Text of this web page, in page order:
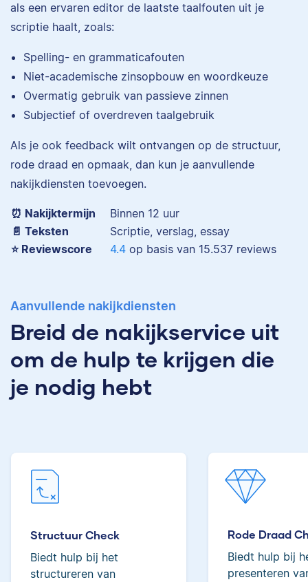
als een ervaren editor de laatste taalfouten uit je
scriptie haalt, zoals:
Spelling- en grammaticafouten
Niet-academische zinsopbouw en woordkeuze
Overmatig gebruik van passieve zinnen
Subjectief of overdreven taalgebruik
Als je ook feedback wilt ontvangen op de structuur,
rode draad en opmaak, dan kun je aanvullende
nakijkdiensten toevoegen.
⏰ Nakijktermijn
Binnen 12 uur
📄 Teksten
Scriptie, verslag, essay
⭐️ Reviewscore
4.4 op basis van 15.537 reviews
Aanvullende nakijkdiensten
Breid de nakijkservice uit
om de hulp te krijgen die
je nodig hebt
Structuur Check
Biedt hulp bij het
structureren van
Rode Draad
Biedt hulp bij
presenteren
Eva is journalist en
werkt als senior editor
bij Scribbr waar ze al
meer dan 2,5 miljoen
geredigeerd.
Erica heeft Nederlands
tot de top van Scribbrs
Yves
gestudeerd, heeft als
junior onderzoeker
gewerkt bij Tilburg
University en is nu
Lilianne
Lilianne heeft Engels
gestudeerd, is docent